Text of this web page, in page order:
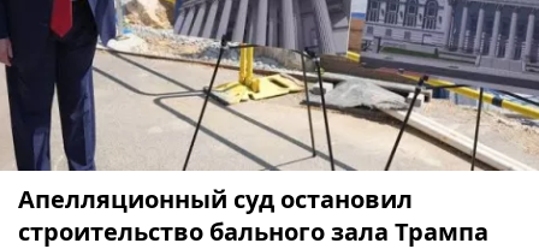
Апелляционный суд остановил
строительство бального зала Трампа